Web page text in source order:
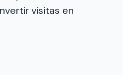
visitas en